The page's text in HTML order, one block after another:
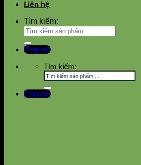
Liên hệ
Tìm kiếm:
English
Tìm kiếm:
English